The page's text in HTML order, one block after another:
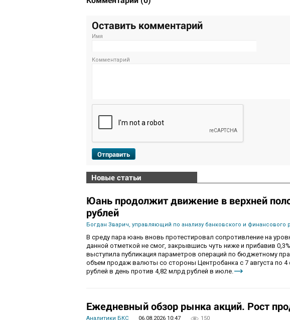
Оставить комментарий
Имя
Комментарий
Отправить
Новые статьи
Юань продолжит движение в верхней
рублей
Богдан Зварич, управляющий по анализу банковского и финансового
В среду пара юань вновь протестировал сопротивление на
данной отметкой не смог, закрывшись чуть ниже и прибавив
выступила публикация параметров операций по бюджетному
объем продаж валюты со стороны Центробанка с 7 августа по 4
рублей в день против 4,82 млрд рублей в июле.
Ежедневный обзор рынка акций. Рост
Аналитики БКС 06.08.2026 10:47 150